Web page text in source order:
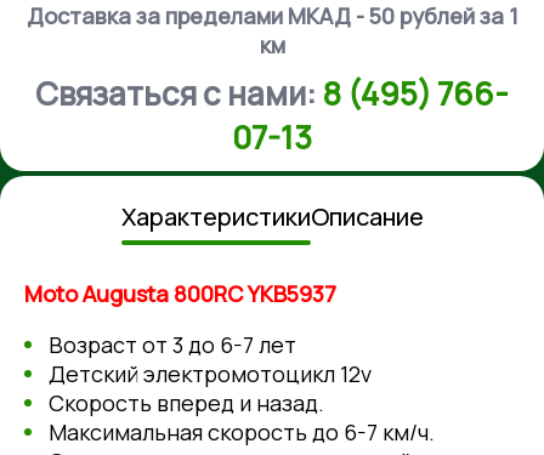
ХарактеристикиОписание
Moto Augusta 800RC YKB5937
Возраст от 3 до 6-7 лет
Детский электромотоцикл 12v
Скорость вперед и назад.
Максимальная скорость до 6-7 км/ч.
Доставка за пределами МКАД - 50 рублей за 1
км
Связаться с нами: 8 (495) 766-
07-13